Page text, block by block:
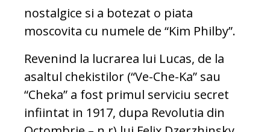
nostalgice si a botezat o piata
moscovita cu numele de “Kim Philby”.
Revenind la lucrarea lui Lucas, de la
asaltul chekistilor (“Ve-Che-Ka” sau
“Cheka” a fost primul serviciu secret
infiintat in 1917, dupa Revolutia din